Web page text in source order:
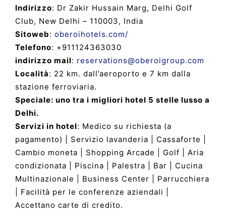
Indirizzo: Dr Zakir Hussain Marg, Delhi Golf
Club, New Delhi – 110003, India
Sitoweb: oberoihotels.com/
Telefono: +911124363030
indirizzo mail: reservations@oberoigroup.com
Località: 22 km. dall’aeroporto e 7 km dalla
stazione ferroviaria.
Speciale: uno tra i migliori hotel 5 stelle lusso a
Delhi.
Servizi in hotel: Medico su richiesta (a
pagamento) | Servizio lavanderia | Cassaforte |
Cambio moneta | Shopping Arcade | Golf | Aria
condizionata | Piscina | Palestra | Bar | Cucina
Multinazionale | Business Center | Parrucchiera
| Facilità per le conferenze aziendali |
Accettano carte di credito.